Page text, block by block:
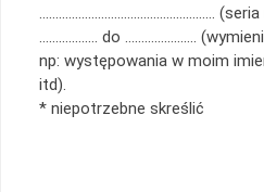
……………………………………………… (seria
……………… do ………………….
np: występowania w moim
itd).
* niepotrzebne skreślić